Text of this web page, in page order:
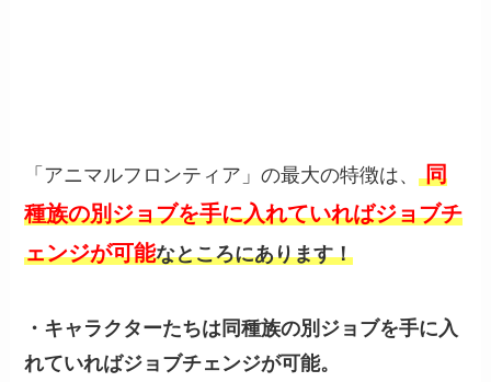
「アニマルフロンティア」の最大の特徴は、同
種族の別ジョブを手に入れていればジョブチ
ェンジが可能なところにあります！
・キャラクターたちは同種族の別ジョブを手に入
れていればジョブチェンジが可能。